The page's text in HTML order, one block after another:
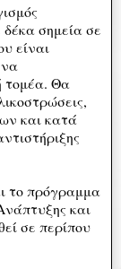
σημεία σε
είναι
τομέα. Θα
και κατά
το πρόγραμμα
και
σε περίπου